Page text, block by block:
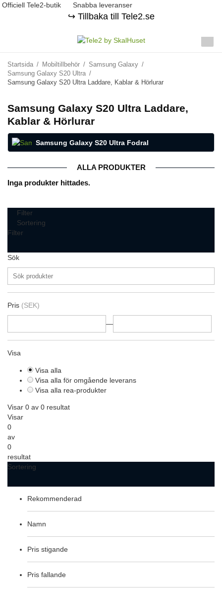
Officiell Tele2-butik Snabba leveranser
↪️ Tillbaka till Tele2.se
Startsida / Mobiltillbehör / Samsung Galaxy /
Samsung Galaxy S20 Ultra /
Samsung Galaxy S20 Ultra Laddare, Kablar & Hörlurar
Samsung Galaxy S20 Ultra Laddare,
Kablar & Hörlurar
Samsung Galaxy S20 Ultra Fodral
ALLA PRODUKTER
Inga produkter hittades.
Filter
Sortering
Filter
Sök
Pris (SEK)
—
Visa
Visa alla
Visa alla för omgående leverans
Visa alla rea-produkter
Visar 0 av 0 resultat
Visar
0
av
0
resultat
Sortering
Rekommenderad
Namn
Pris stigande
Pris fallande